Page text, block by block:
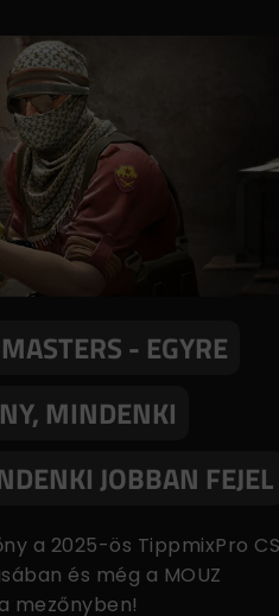
- EGYRE
MINDENKI
JOBBAN FEJEL
a 2025-ös TippmixPro
és még a MOUZ
mezőnyben!